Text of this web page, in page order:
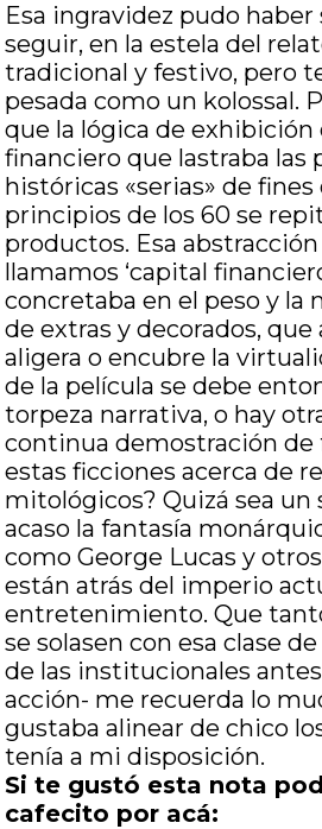
Esa ingravidez pudo haber
seguir, en la estela del
tradicional y festivo, pero
pesada como un kolossal.
que la lógica de exhibición
financiero que lastraba las
históricas «serias» de fines
principios de los 60 se
productos. Esa abstracción
llamamos ‘capital
concretaba en el peso y la
de extras y decorados, que
aligera o encubre la
de la película se debe
torpeza narrativa, o hay
continua demostración de
estas ficciones acerca de
mitológicos? Quizá sea un
acaso la fantasía
como George Lucas y
están atrás del imperio
entretenimiento. Que
se solasen con esa clase
de las institucionales
acción- me recuerda lo
gustaba alinear de chico
tenía a mi disposición.
Si te gustó esta nota
cafecito por acá: